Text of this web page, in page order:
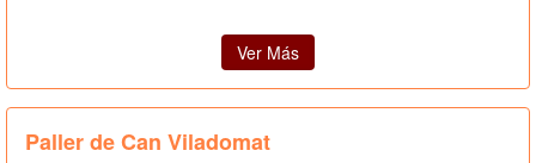
Ver Más
Paller de Can Viladomat